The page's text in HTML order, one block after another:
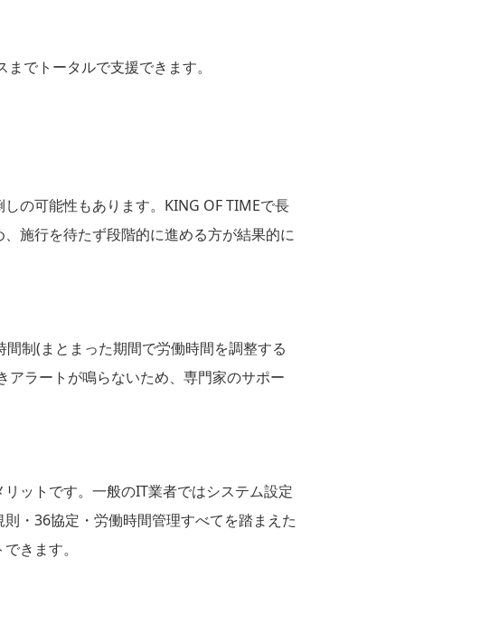
でトータルで支援できます。
の可能性もあります。KING OF TIMEで長
施行を待たず段階的に進める方が結果的に
制(まとまった期間で労働時間を調整する
ラートが鳴らないため、専門家のサポー
リットです。一般のIT業者ではシステム設定
・36協定・労働時間管理すべてを踏まえた
きます。